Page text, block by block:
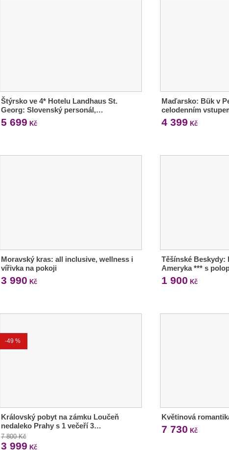
Štýrsko ve 4* Hotelu Landhaus St.
Georg: Slovenský personál,…
5 699 Kč
Maďarsko: Bük v
celodenním
4 399 Kč
Moravský kras: all inclusive, wellness i
vířivka na pokoji
3 990 Kč
Těšínské Beskydy:
Ameryka *** s
1 900 Kč
-49 %
Královský pobyt na zámku Loučeň
nedaleko Prahy s 1 večeří 3…
7 800 Kč
3 999 Kč
Květinová
7 730 Kč